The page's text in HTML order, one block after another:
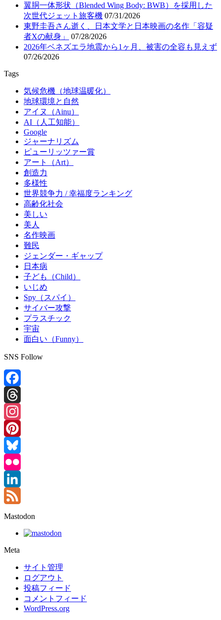
翼胴一体形状（Blended Wing Body: BWB）を採用した
次世代ジェット旅客機 07/31/2026
東野圭吾さん逝く、日本文学と日本映画の名作「容疑
者Xの献身」
07/28/2026
2026年ベネズエラ地震から1ヶ月、被害の全容も見えず
07/26/2026
Tags
気候危機（地球温暖化）
地球環境と自然
アイヌ（Ainu）
AI（人工知能）
Google
ジャーナリズム
ピューリッツァー賞
アート（Art）
創造力
多様性
世界競争力 / 幸福度ランキング
高齢化社会
美しい
美人
名作映画
難民
ジェンダー・ギャップ
日本病
子ども（Child）
いじめ
Spy（スパイ）
サイバー攻撃
プラスチック
宇宙
面白い（Funny）
SNS Follow
Facebook
Threads
Instagram
Pinterest
Bluesky
Flickr
LinkedIn
Feed
Mastodon
Meta
サイト管理
ログアウト
投稿フィード
コメントフィード
WordPress.org